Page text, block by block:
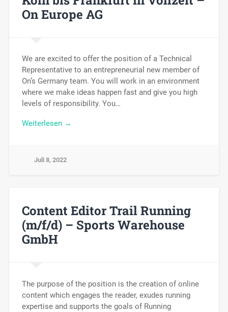
On Europe AG
We are excited to offer the position of a Technical
Representative to an entrepreneurial new member of
On’s Germany team. You will work in an environment
where we make ideas happen fast and give you high
levels of responsibility. You…
Weiterlesen →
Juli 8, 2022
Content Editor Trail Running
(m/f/d) – Sports Warehouse
GmbH
The purpose of the position is the creation of online
content which engages the reader, exudes running
expertise and supports the goals of Running